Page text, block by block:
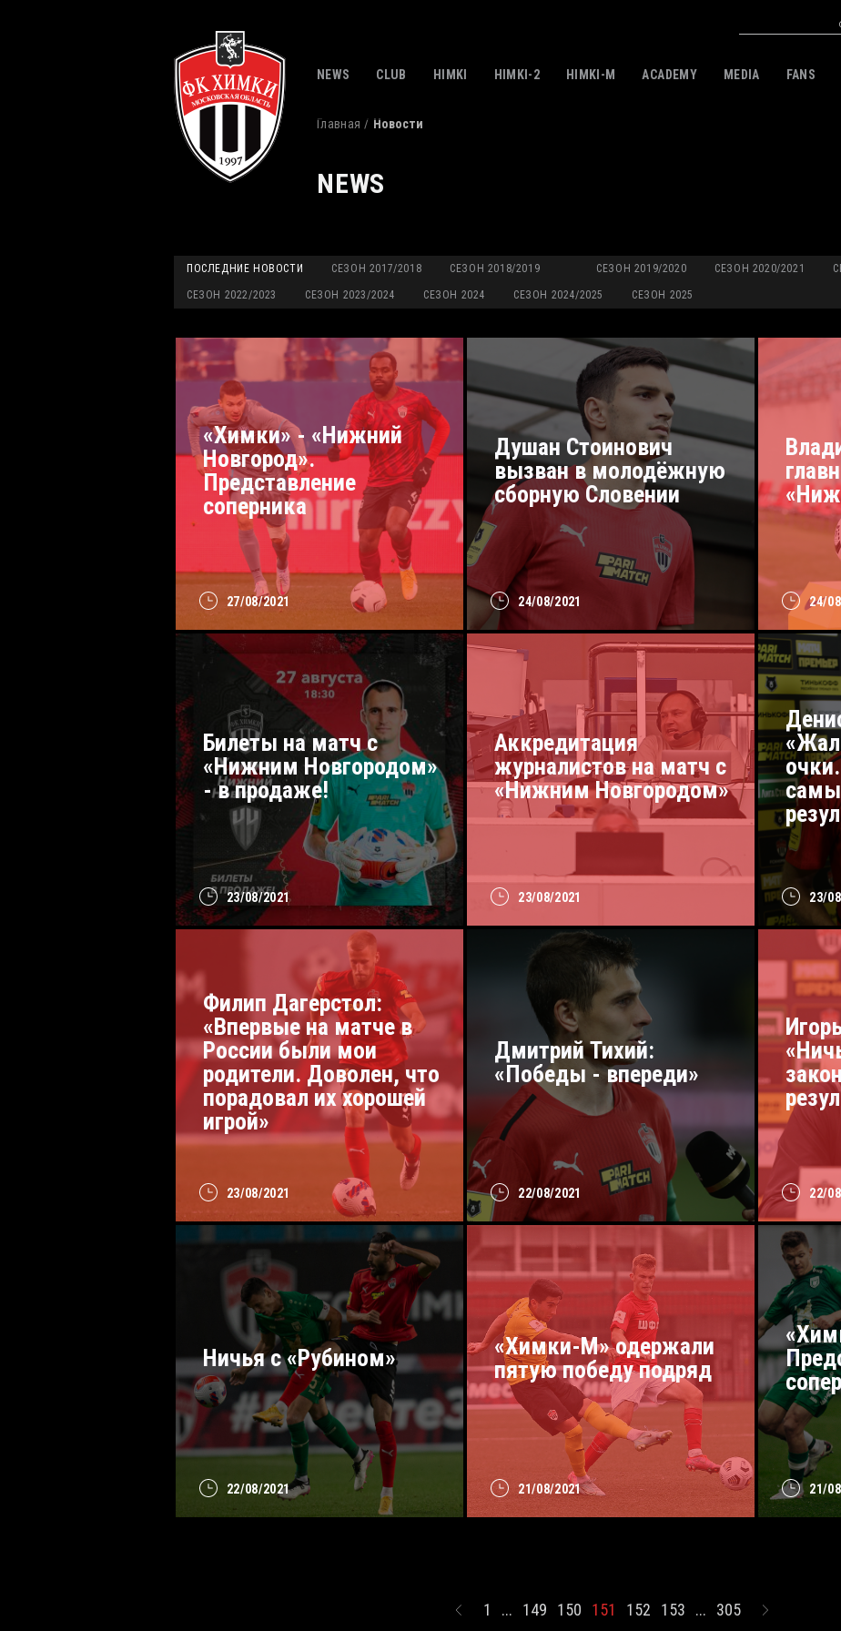
NEWS CLUB HIMKI HIMKI-2 HIMKI-M ACADEMY MEDIA FANS
Главная Новости
NEWS
ПОСЛЕДНИЕ НОВОСТИ СЕЗОН 2017/2018 СЕЗОН 2018/2019 СЕЗОН 2019/2020 СЕЗОН 2020/2021
СЕЗОН 2022/2023 СЕЗОН 2023/2024 СЕЗОН 2024 СЕЗОН 2024/2025 СЕЗОН 2025
27/08/2021
«Химки» - «Нижний
Новгород».
Представление
соперника
24/08/2021
Душан Стоинович
вызван в молодёжную
сборную Словении
24/
23/08/2021
Билеты на матч с
«Нижним Новгородом»
- в продаже!
23/08/2021
Аккредитация
журналистов на матч с
«Нижним Новгородом»
23/
23/08/2021
Филип Дагерстол:
«Впервые на матче в
России были мои
родители. Доволен, что
порадовал их хорошей
игрой»
22/08/2021
Дмитрий Тихий:
«Победы - впереди»
22/
22/08/2021
Ничья с «Рубином»
21/08/2021
«Химки-М» одержали
пятую победу подряд
21/
1 ... 149 150 151 152 153 ... 305